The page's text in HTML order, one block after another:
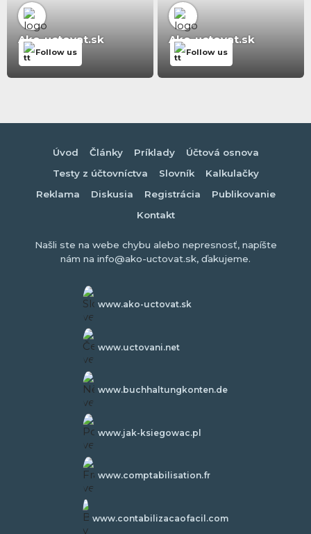
Ako-uctovat.sk
Follow us
Ako-uctovat.sk
Follow us
Úvod Články Príklady
Účtová osnova
Testy z účtovníctva
Slovník
Kalkulačky
Reklama
Diskusia Registrácia
Publikovanie
Kontakt
Našli ste na webe chybu alebo nepresnosť, napíšte
nám na info@ako-uctovat.sk, ďakujeme.
www.ako-uctovat.sk
www.uctovani.net
www.buchhaltungkonten.de
www.jak-ksiegowac.pl
www.comptabilisation.fr
www.contabilizacaofacil.com